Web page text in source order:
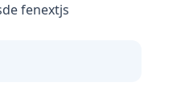
fenextjs